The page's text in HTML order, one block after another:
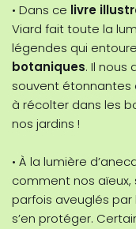
• Dans ce livre
Viard fait toute la
légendes qui
botaniques. Il nous
souvent étonnantes
à récolter dans les
nos jardins !
• À la lumière
comment nos
parfois aveuglés par
s’en protéger.